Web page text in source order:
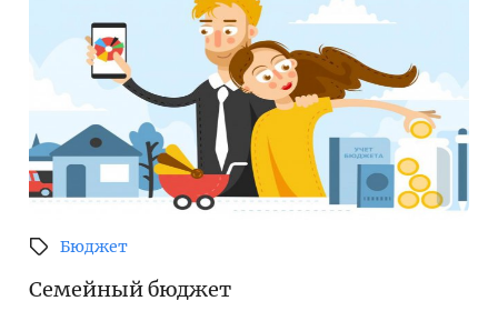
Бюджет
Семейный бюджет